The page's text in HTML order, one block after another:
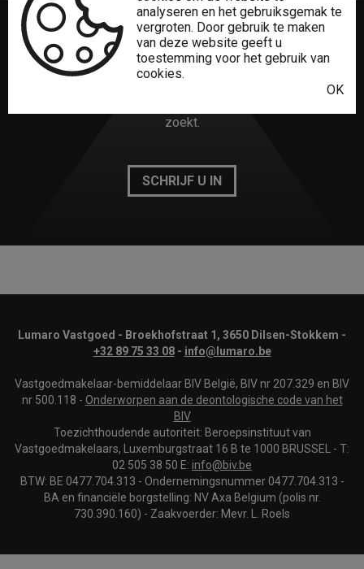
Niet gevondenwat u zocht?
zoekt.
SCHRIJF U IN
Lumaro Vastgoed - Broekhofstraat 1, 3650 Dilsen-Stokkem -
+32 89 75 33 08- info@lumaro.be
Vastgoedmakelaar-bemiddelaar BIV België, BIV nr 207.329 en BIV
nr 500.118 - Onderworpen aan de deontologische code van het
BIV
Toezichthoudende autoriteit: Beroepsinstituut van
Vastgoedmakelaars, Luxemburgstraat 16 B te 1000 BRUSSEL - T:
02 505 38 50 E: info@biv.be
BTW: BE 0477.704.313 - Ondernemingsnummer 0477.704.313 -
BA en financiële borgstelling: NV Axa Belgium (polis nr.
730.390.160) - Zaakvoerder: Mevr. L. Roels
analyseren en het gebruiksgemak te
vergroten. Door gebruik te maken
van deze website geeft u
toestemming voor het gebruik van
cookies.
OK